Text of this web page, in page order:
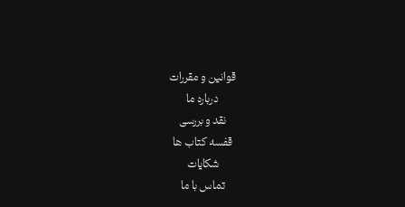
قوانین و مقررات
درباره ما
نقد و بررسی
قفسه کتاب ها
شکایات
تماس با ما